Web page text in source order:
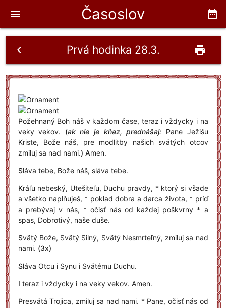
Časoslov date_range
menu
Prvá hodinka 28.3.
chevron_left print
Požehnaný Boh náš v každom čase, teraz i vždycky i na
veky vekov. (ak nie je kňaz, prednášaj: Pane Ježišu
Kriste, Bože náš, pre modlitby našich svätých otcov
zmiluj sa nad nami.) Amen.
Sláva tebe, Bože náš, sláva tebe.
Kráľu nebeský, Utešiteľu, Duchu pravdy, * ktorý si všade
a všetko naplňuješ, * poklad dobra a darca života, * príď
a prebývaj v nás, * očisť nás od každej poškvrny * a
spas, Dobrotivý, naše duše.
Svätý Bože, Svätý Silný, Svätý Nesmrteľný, zmiluj sa nad
nami. (3x)
Sláva Otcu i Synu i Svätému Duchu.
I teraz i vždycky i na veky vekov. Amen.
Presvätá Trojica, zmiluj sa nad nami. * Pane, očisť nás od